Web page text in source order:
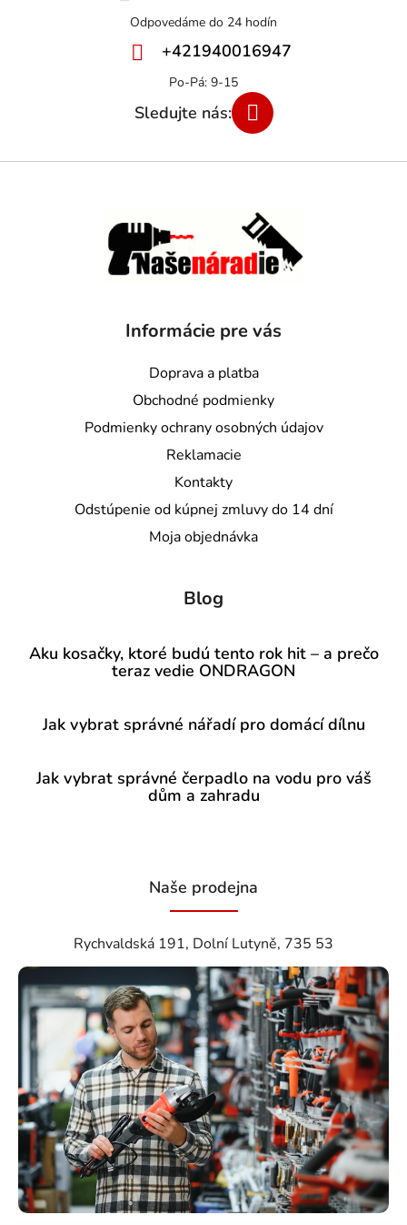
+421940016947
Informácie pre vás
Doprava a platba
Obchodné podmienky
Podmienky ochrany osobných údajov
Reklamacie
Kontakty
Odstúpenie od kúpnej zmluvy do 14 dní
Moja objednávka
Blog
Aku kosačky, ktoré budú tento rok hit – a prečo
teraz vedie ONDRAGON
Jak vybrat správné nářadí pro domácí dílnu
Jak vybrat správné čerpadlo na vodu pro váš
dům a zahradu
Naše prodejna
Rychvaldská 191, Dolní Lutyně, 735 53